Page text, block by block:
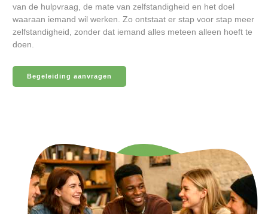
van de hulpvraag, de mate van zelfstandigheid en het doel
waaraan iemand wil werken. Zo ontstaat er stap voor stap meer
zelfstandigheid, zonder dat iemand alles meteen alleen hoeft te
doen.
Begeleiding aanvragen